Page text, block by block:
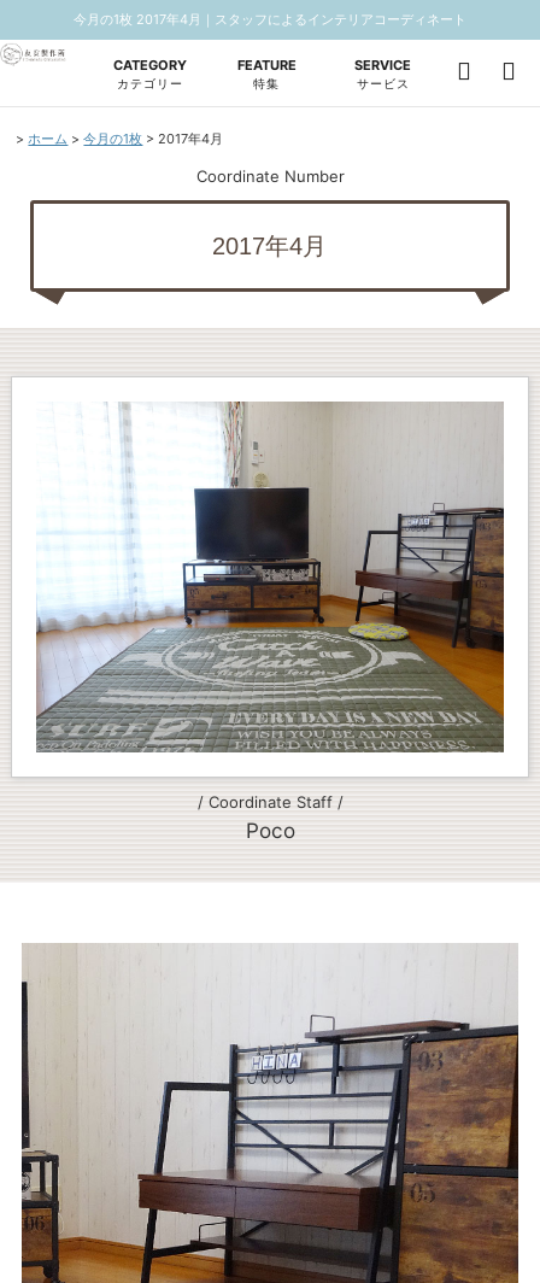
今月の1枚 2017年4月｜スタッフによるインテリアコーディネート
CATEGORY
カテゴリー
FEATURE
特集
SERVICE
サービス
ホーム 今月の1枚 2017年4月
Coordinate Number
2017年4月
/ Coordinate Staff /
Poco